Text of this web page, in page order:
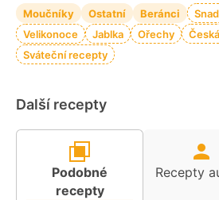
Moučníky Ostatní Beránci
Velikonoce
Jablka Ořechy
Sváteční recepty
Další recepty
Podobné
recepty
Recepty